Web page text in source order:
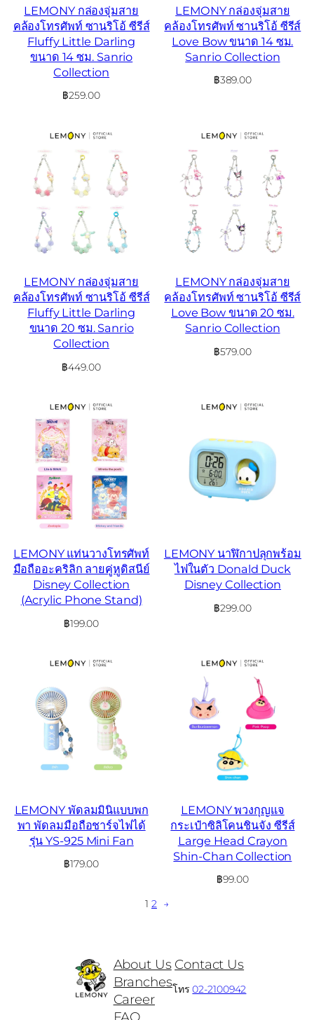
LEMONY กล่องจุ่มสาย
คล้องโทรศัพท์ ซานริโอ้ ซีรีส์
Fluffy Little Darling
ขนาด 14 ซม. Sanrio
Collection
฿259.00
LEMONY กล่องจุ่มสาย
คล้องโทรศัพท์ ซานริโอ้ ซีรีส์
Love Bow ขนาด 14 ซม.
Sanrio Collection
฿389.00
LEMONY กล่องจุ่มสาย
คล้องโทรศัพท์ ซานริโอ้ ซีรีส์
Fluffy Little Darling
ขนาด 20 ซม. Sanrio
Collection
฿449.00
LEMONY กล่องจุ่มสาย
คล้องโทรศัพท์ ซานริโอ้ ซีรีส์
Love Bow ขนาด 20 ซม.
Sanrio Collection
฿579.00
LEMONY แท่นวางโทรศัพท์
มือถืออะคริลิก ลายคู่หูดิสนีย์
Disney Collection
(Acrylic Phone Stand)
฿199.00
LEMONY นาฬิกาปลุกพร้อม
ไฟในตัว Donald Duck
Disney Collection
฿299.00
LEMONY พัดลมมินิแบบพก
พา พัดลมมือถือชาร์จไฟได้
รุ่น YS-925 Mini Fan
฿179.00
LEMONY พวงกุญแจ
กระเป๋าซิลิโคนชินจัง ซีรีส์
Large Head Crayon
Shin-Chan Collection
฿99.00
1 2 →
About Us
Branches
Career
FAQ
Contact Us
โทร02-2100942